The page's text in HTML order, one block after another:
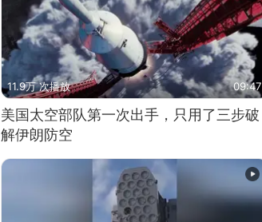
11.9万 次播放 09:47
美国太空部队第一次出手，只用了三步破
解伊朗防空